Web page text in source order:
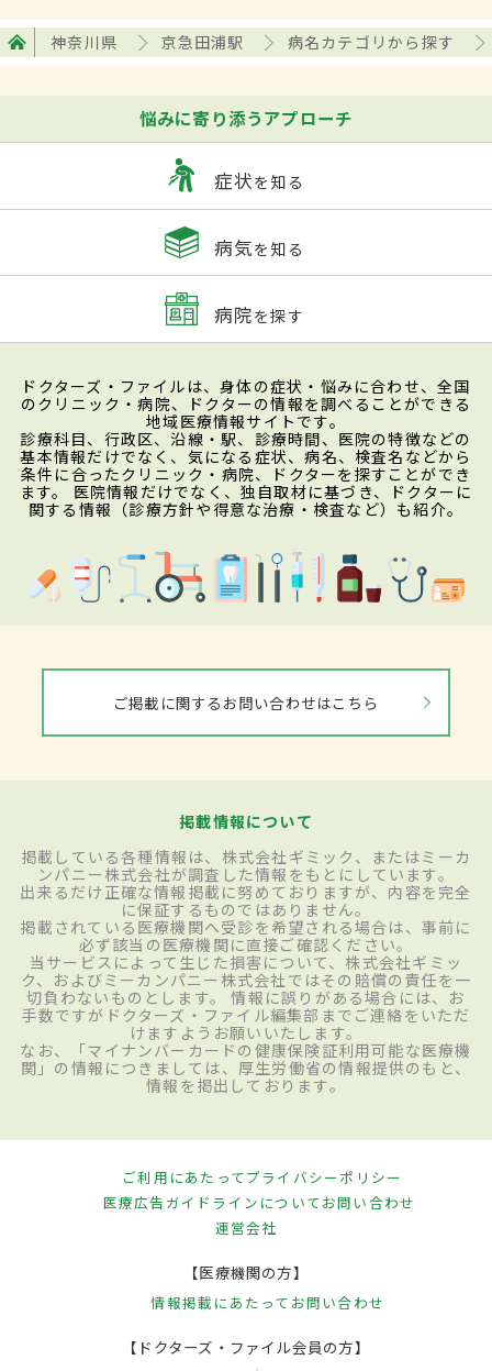
神奈川県 京急田浦駅 病名カテゴリから探す
悩みに寄り添うアプローチ
症状を知る
病気を知る
病院を探す
ドクターズ・ファイルは、身体の症状・悩みに合わせ、全国
のクリニック・病院、ドクターの情報を調べることができる
地域医療情報サイトです。
診療科目、行政区、沿線・駅、診療時間、医院の特徴などの
基本情報だけでなく、気になる症状、病名、検査名などから
条件に合ったクリニック・病院、ドクターを探すことができ
ます。 医院情報だけでなく、独自取材に基づき、ドクターに
関する情報（診療方針や得意な治療・検査など）も紹介。
ご掲載に関するお問い合わせはこちら
掲載情報について
掲載している各種情報は、株式会社ギミック、またはミーカ
ンパニー株式会社が調査した情報をもとにしています。
出来るだけ正確な情報掲載に努めておりますが、内容を完全
に保証するものではありません。
掲載されている医療機関へ受診を希望される場合は、事前に
必ず該当の医療機関に直接ご確認ください。
当サービスによって生じた損害について、株式会社ギミッ
ク、およびミーカンパニー株式会社ではその賠償の責任を一
切負わないものとします。 情報に誤りがある場合には、お
手数ですがドクターズ・ファイル編集部までご連絡をいただ
けますようお願いいたします。
なお、「マイナンバーカードの健康保険証利用可能な医療機
関」の情報につきましては、厚生労働省の情報提供のもと、
情報を掲出しております。
ご利用にあたってプライバシーポリシー
医療広告ガイドラインについてお問い合わせ
運営会社
【医療機関の方】
情報掲載にあたって お問い合わせ
【ドクターズ・ファイル会員の方】